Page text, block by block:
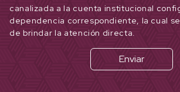
dependencia correspondiente, la cual
de brindar la atención directa.
Enviar